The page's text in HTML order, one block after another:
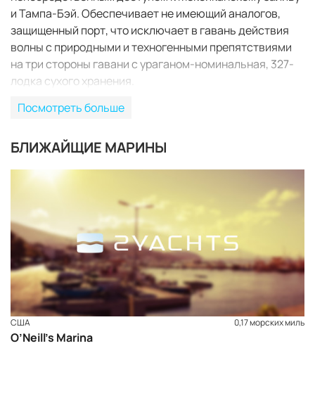
и Тампа-Бэй. Обеспечивает не имеющий аналогов,
защищенный порт, что исключает в гавань действия
волны с природными и техногенными препятствиями
на три стороны гавани с ураганом-номинальная, 327-
лодка сухого хранения.
Посмотреть больше
БЛИЖАЙЩИЕ МАРИНЫ
США 0,17 морских миль
O’Neill’s Marina